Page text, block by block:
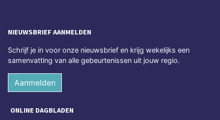
NIEUWSBRIEF AANMELDEN
Schrijf je in voor onze nieuwsbrief en krijg wekelijks een
samenvatting van alle gebeurtenissen uit jouw regio.
Aanmelden
ONLINE DAGBLADEN